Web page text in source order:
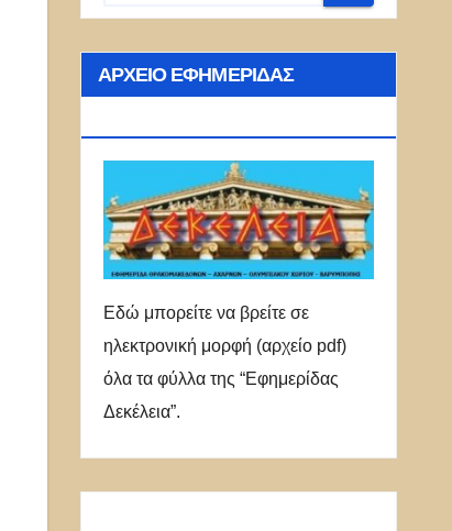
ΑΡΧΕΊΟ ΕΦΗΜΕΡΊΔΑΣ
Εδώ μπορείτε να βρείτε σε
ηλεκτρονική μορφή (αρχείο pdf)
όλα τα φύλλα της “Εφημερίδας
Δεκέλεια”.